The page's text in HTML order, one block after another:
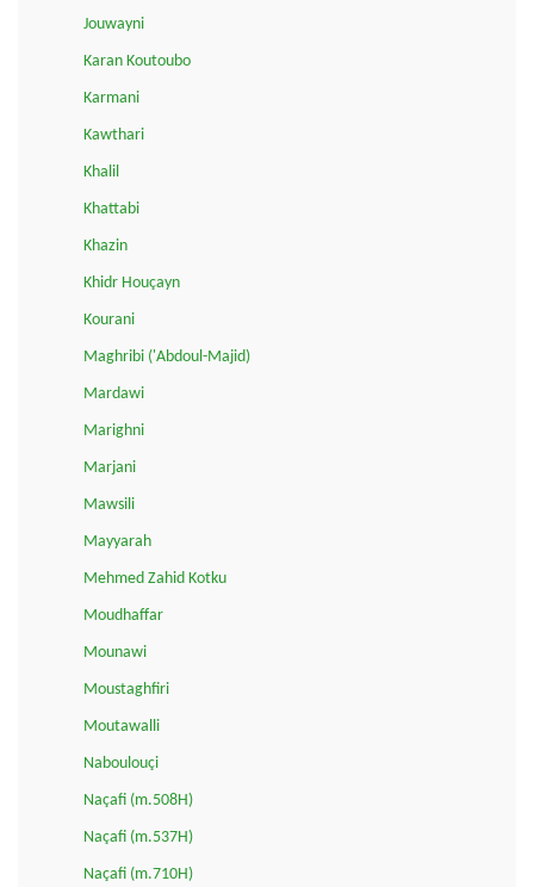
Jouwayni
Karan Koutoubo
Karmani
Kawthari
Khalil
Khattabi
Khazin
Khidr Houçayn
Kourani
Maghribi ('Abdoul-Majid)
Mardawi
Marighni
Marjani
Mawsili
Mayyarah
Mehmed Zahid Kotku
Moudhaffar
Mounawi
Moustaghfiri
Moutawalli
Naboulouçi
Naçafi (m.508H)
Naçafi (m.537H)
Naçafi (m.710H)